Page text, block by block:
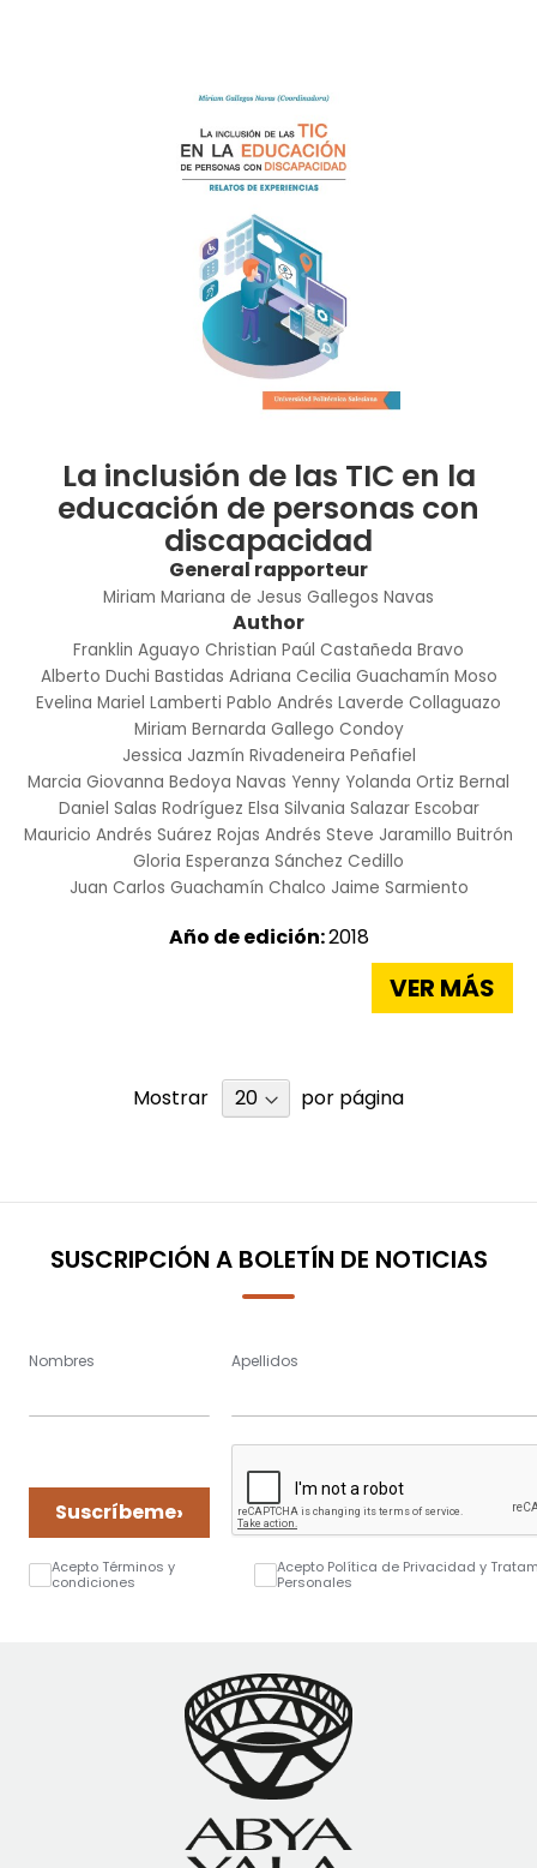
La inclusión de las TIC en la
educación de personas con
discapacidad
General rapporteur
Miriam Mariana de Jesus Gallegos Navas
Author
Franklin Aguayo Christian Paúl Castañeda Bravo
Alberto Duchi Bastidas Adriana Cecilia Guachamín Moso
Evelina Mariel Lamberti Pablo Andrés Laverde Collaguazo
Miriam Bernarda Gallego Condoy
Jessica Jazmín Rivadeneira Peñafiel
Marcia Giovanna Bedoya Navas Yenny Yolanda Ortiz Bernal
Daniel Salas Rodríguez Elsa Silvania Salazar Escobar
Mauricio Andrés Suárez Rojas Andrés Steve Jaramillo Buitrón
Gloria Esperanza Sánchez Cedillo
Juan Carlos Guachamín Chalco Jaime Sarmiento
Año de edición:2018
VER MÁS
Mostrar por página
SUSCRIPCIÓN A BOLETÍN DE NOTICIAS
Nombres Apellidos
Suscríbeme›
Acepto Términos y
condiciones
Acepto Política de Privacidad y
Personales